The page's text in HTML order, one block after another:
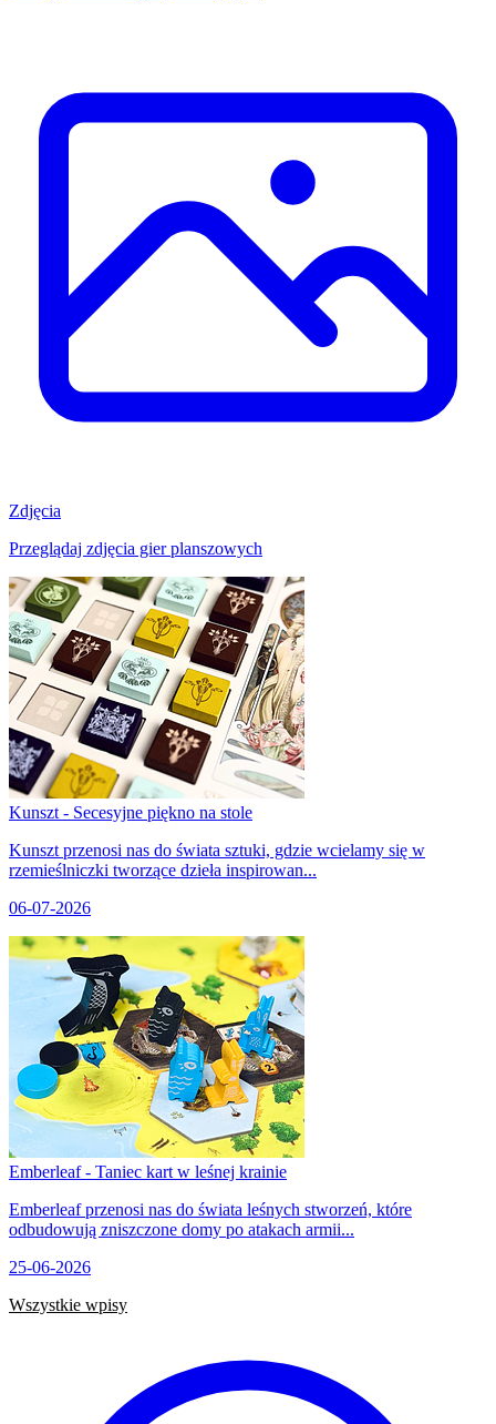
Zdjęcia
Przeglądaj zdjęcia gier planszowych
Kunszt - Secesyjne piękno na stole
Kunszt przenosi nas do świata sztuki, gdzie wcielamy się w
rzemieślniczki tworzące dzieła inspirowan...
06-07-2026
Emberleaf - Taniec kart w leśnej krainie
Emberleaf przenosi nas do świata leśnych stworzeń, które
odbudowują zniszczone domy po atakach armii...
25-06-2026
Wszystkie wpisy